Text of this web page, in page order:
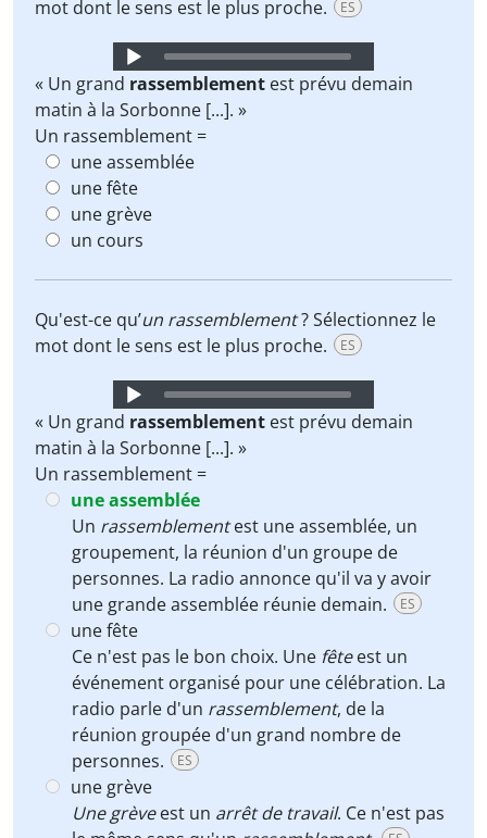
mot dont le sens est le plus proche. ES
Audio
Player
« Un grand rassemblement est prévu demain
matin à la Sorbonne [...]. »
Un rassemblement =
une assemblée
une fête
une grève
un cours
Qu'est-ce qu’un rassemblement? Sélectionnez le
mot dont le sens est le plus proche.
ES
Audio
Player
« Un grand rassemblement est prévu demain
matin à la Sorbonne [...]. »
Un rassemblement =
une assemblée
Un rassemblementest une assemblée, un
groupement, la réunion d'un groupe de
personnes. La radio annonce qu'il va y avoir
une grande assemblée réunie demain.
ES
une fête
Ce n'est pas le bon choix. Une fêteest un
événement organisé pour une célébration. La
radio parle d'un rassemblement, de la
réunion groupée d'un grand nombre de
personnes.
ES
une grève
Une grèveest un arrêt de travail. Ce n'est pas